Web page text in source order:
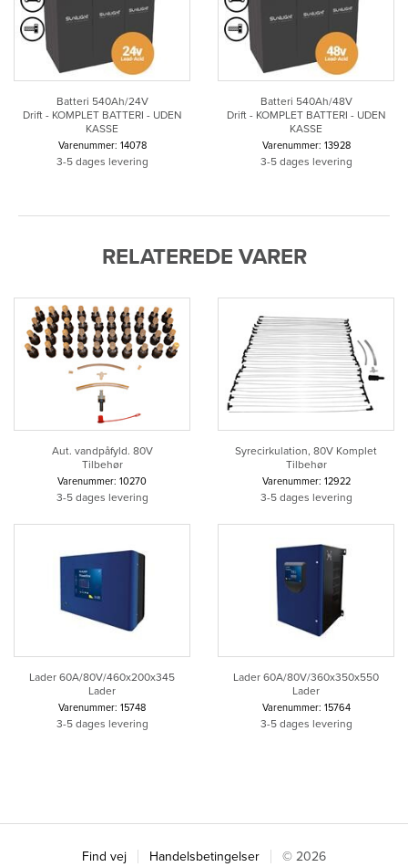
Batteri 540Ah/24V
Drift - KOMPLET BATTERI - UDEN
KASSE
Varenummer: 14078
3-5 dages levering
Batteri 540Ah/48V
Drift - KOMPLET BATTERI - UDEN
KASSE
Varenummer: 13928
3-5 dages levering
RELATEREDE VARER
Aut. vandpåfyld. 80V
Tilbehør
Varenummer: 10270
3-5 dages levering
Syrecirkulation, 80V Komplet
Tilbehør
Varenummer: 12922
3-5 dages levering
Lader 60A/80V/460x200x345
Lader
Varenummer: 15748
3-5 dages levering
Lader 60A/80V/360x350x550
Lader
Varenummer: 15764
3-5 dages levering
Find vej Handelsbetingelser © 2026